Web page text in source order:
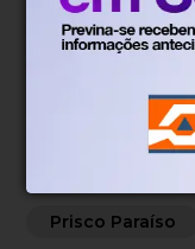
Amin se
acaso. Não
Dos três
está alinhado com
Prisco Paraíso